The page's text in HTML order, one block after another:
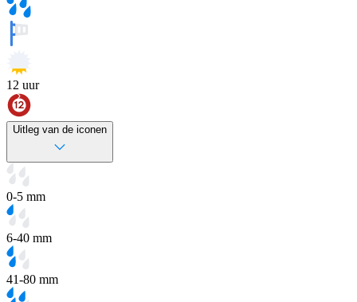
12 uur
Uitleg van de iconen
0-5 mm
6-40 mm
41-80 mm